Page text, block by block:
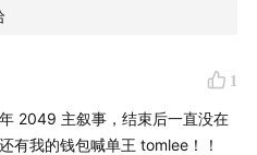
，记录了25+场精彩分享。
抗礼到同台共话
融App野心
1
2049 主叙事，结束后一直没在
有我的钱包喊单王 tomlee！！